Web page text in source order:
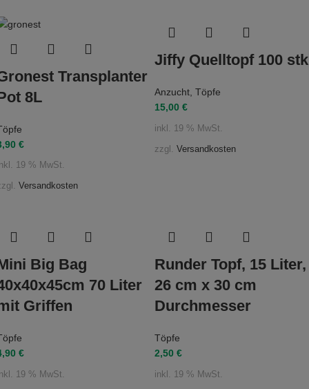
Transplanter
8L
€
19 % MwSt.
Versandkosten
Jiffy Quelltopf 100
Anzucht, Töpfe
15,00 €
inkl. 19 % MwSt.
zzgl. Versandkosten
Big Bag
70 Liter
Griffen
€
19 % MwSt.
Runder Topf, 15 Liter,
26 cm x 30 cm
Durchmesser
Töpfe
2,50 €
inkl. 19 % MwSt.